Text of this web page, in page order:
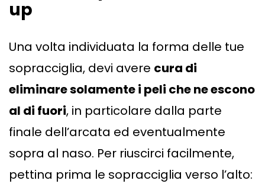
up
Una volta individuata la forma delle tue
sopracciglia, devi avere cura di
eliminare solamente i peli che ne escono
al di fuori, in particolare dalla parte
finale dell’arcata ed eventualmente
sopra al naso. Per riuscirci facilmente,
pettina prima le sopracciglia verso l’alto: